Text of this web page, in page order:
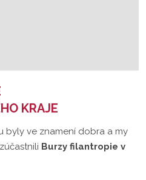
KRAJE
byly ve znamení dobra a my
Burzy filantropie v